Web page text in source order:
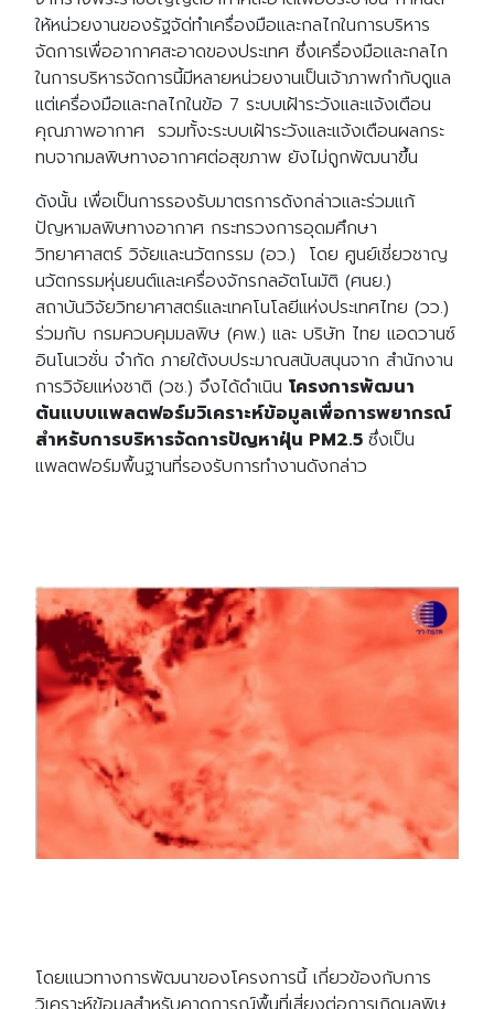
ให้หน่วยงานของรัฐจัด่ทำเครื่องมือและกลไกในการบริหาร
จัดการเพื่ออากาศสะอาดของประเทศ ซึ่งเครื่องมือและกลไก
ในการบริหารจัดการนี้มีหลายหน่วยงานเป็นเจ้าภาพกำกับดูแล
แต่เครื่องมือและกลไกในข้อ 7 ระบบเฝ้าระวังและแจ้งเตือน
คุณภาพอากาศ รวมทั้งะระบบเฝ้าระวังและแจ้งเตือนผลกระ
ทบจากมลพิษทางอากาศต่อสุขภาพ ยังไม่ถูกพัฒนาขึ้น
ดังนั้น เพื่อเป็นการรองรับมาตรการดังกล่าวและร่วมแก้
ปัญหามลพิษทางอากาศ กระทรวงการอุดมศึกษา
วิทยาศาสตร์ วิจัยและนวัตกรรม (อว.) โดย ศูนย์เชี่ยวชาญ
นวัตกรรมหุ่นยนต์และเครื่องจักรกลอัตโนมัติ (ศนย.)
สถาบันวิจัยวิทยาศาสตร์และเทคโนโลยีแห่งประเทศไทย (วว.)
ร่วมกับ กรมควบคุมมลพิษ (คพ.) และ บริษัท ไทย แอดวานซ์
อินโนเวชั่น จำกัด ภายใต้งบประมาณสนับสนุนจาก สำนักงาน
การวิจัยแห่งชาติ (วช.) จึงได้ดำเนิน โครงการพัฒนา
ต้นแบบแพลตฟอร์มวิเคราะห์ข้อมูลเพื่อการพยากรณ์
สำหรับการบริหารจัดการปัญหาฝุ่น PM2.5 ซึ่งเป็น
แพลตฟอร์มพื้นฐานที่รองรับการทำงานดังกล่าว
โดยแนวทางการพัฒนาของโครงการนี้ เกี่ยวข้องกับการ